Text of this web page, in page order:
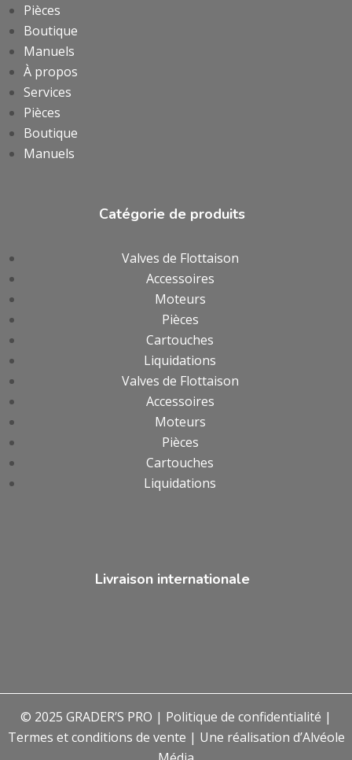
Pièces
Boutique
Manuels
À propos
Services
Pièces
Boutique
Manuels
Catégorie de produits
Valves de Flottaison
Accessoires
Moteurs
Pièces
Cartouches
Liquidations
Valves de Flottaison
Accessoires
Moteurs
Pièces
Cartouches
Liquidations
Livraison internationale
© 2025 GRADER’S PRO | Politique de confidentialité |
Termes et conditions de vente | Une réalisation d’Alvéole